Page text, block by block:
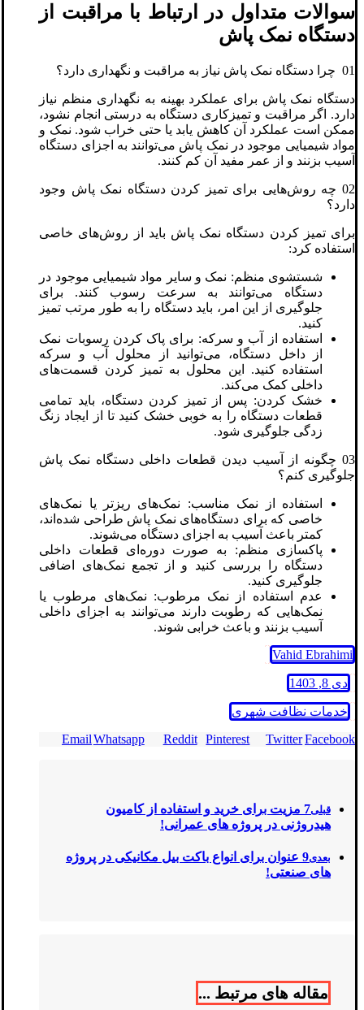
سوالات متداول در ارتباط با مراقبت از
دستگاه نمک پاش
01 چرا دستگاه نمک پاش نیاز به مراقبت و نگهداری دارد؟
دستگاه نمک پاش برای عملکرد بهینه به نگهداری منظم نیاز
دارد. اگر مراقبت و تمیزکاری دستگاه به درستی انجام نشود،
ممکن است عملکرد آن کاهش یابد یا حتی خراب شود. نمک و
مواد شیمیایی موجود در نمک پاش می‌توانند به اجزای دستگاه
آسیب بزنند و از عمر مفید آن کم کنند.
02 چه روش‌هایی برای تمیز کردن دستگاه نمک پاش وجود
دارد؟
برای تمیز کردن دستگاه نمک پاش باید از روش‌های خاصی
استفاده کرد:
شستشوی منظم: نمک و سایر مواد شیمیایی موجود در
دستگاه می‌توانند به سرعت رسوب کنند. برای
جلوگیری از این امر، باید دستگاه را به طور مرتب تمیز
کنید.
استفاده از آب و سرکه: برای پاک کردن رسوبات نمک
از داخل دستگاه، می‌توانید از محلول آب و سرکه
استفاده کنید. این محلول به تمیز کردن قسمت‌های
داخلی کمک می‌کند.
خشک کردن: پس از تمیز کردن دستگاه، باید تمامی
قطعات دستگاه را به خوبی خشک کنید تا از ایجاد زنگ
زدگی جلوگیری شود.
03 چگونه از آسیب دیدن قطعات داخلی دستگاه نمک پاش
جلوگیری کنم؟
استفاده از نمک مناسب: نمک‌های ریزتر یا نمک‌های
خاصی که برای دستگاه‌های نمک پاش طراحی شده‌اند،
کمتر باعث آسیب به اجزای دستگاه می‌شوند.
پاکسازی منظم: به صورت دوره‌ای قطعات داخلی
دستگاه را بررسی کنید و از تجمع نمک‌های اضافی
جلوگیری کنید.
عدم استفاده از نمک مرطوب: نمک‌های مرطوب یا
نمک‌هایی که رطوبت دارند می‌توانند به اجزای داخلی
آسیب بزنند و باعث خرابی شوند.
Vahid Ebrahimi
دی 8, 1403
خدمات نظافت شهری
Facebook
Twitter
Pinterest
Reddit
Whatsapp
Email
قبلی
7 مزیت برای خرید و استفاده از کامیون
هیدروژنی در پروژه های عمرانی!
بعدی
9 عنوان برای انواع باکت بیل مکانیکی در پروژه
های صنعتی!
مقاله های مرتبط ...